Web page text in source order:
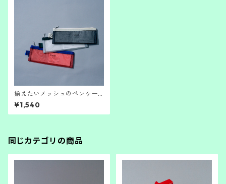
揃えたいメッシュのペンケー
ス
¥1,540
同じカテゴリの商品